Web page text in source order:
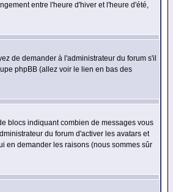
entre l'heure d'hiver et l'heure d'été,
de demander à l'administrateur du forum s'il
phpBB (allez voir le lien en bas des
blocs indiquant combien de messages vous
du forum d'activer les avatars et
en demander les raisons (nous sommes sûr